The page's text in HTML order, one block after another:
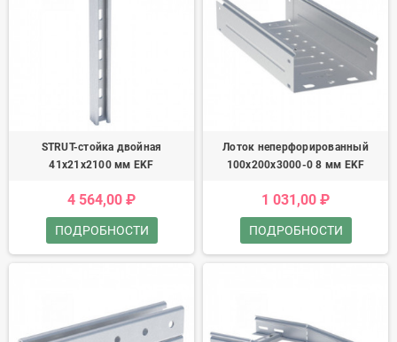
STRUT-стойка двойная
41х21х2100 мм EKF
4 564,00 ₽
ПОДРОБНОСТИ
Лоток неперфорированный
100х200х3000-0 8 мм EKF
1 031,00 ₽
ПОДРОБНОСТИ